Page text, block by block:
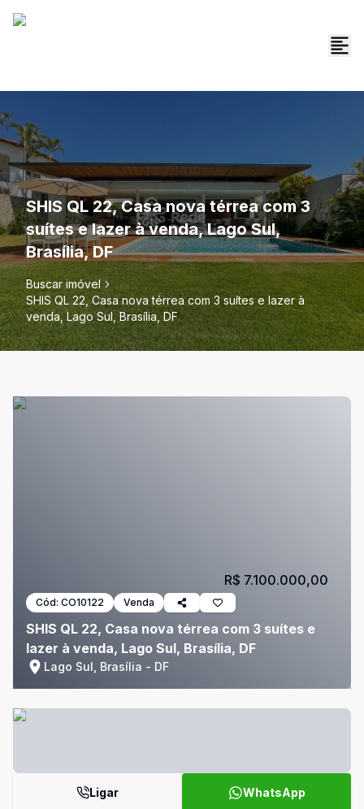
SHIS QL 22, Casa nova térrea com 3
suítes e lazer à venda, Lago Sul,
Brasília, DF
Buscar imóvel
SHIS QL 22, Casa nova térrea com 3 suítes e lazer à
venda, Lago Sul, Brasília, DF
Cód: CO10122 Venda
SHIS QL 22, Casa nova térrea com 3 suítes e
lazer à venda, Lago Sul, Brasília, DF
Lago Sul, Brasília - DF
R$ 7.100.000,00
Ligar WhatsApp